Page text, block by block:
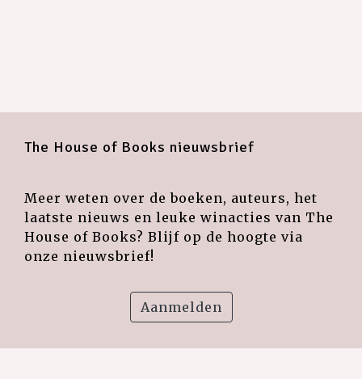
The House of Books nieuwsbrief
Meer weten over de boeken, auteurs, het
laatste nieuws en leuke winacties van The
House of Books? Blijf op de hoogte via
onze nieuwsbrief!
Aanmelden